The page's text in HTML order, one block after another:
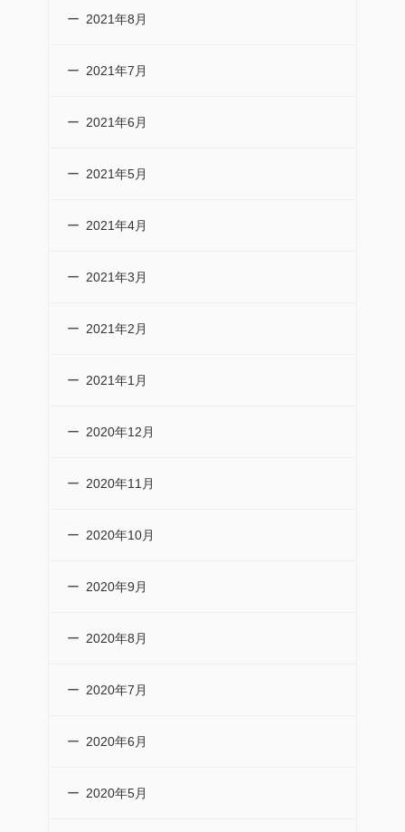
2021年8月
2021年7月
2021年6月
2021年5月
2021年4月
2021年3月
2021年2月
2021年1月
2020年12月
2020年11月
2020年10月
2020年9月
2020年8月
2020年7月
2020年6月
2020年5月